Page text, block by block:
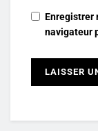
Enregistrer
navigateur